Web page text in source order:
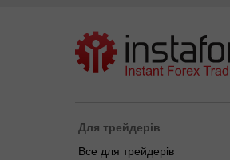
Для трейдерів
Все для трейдерів